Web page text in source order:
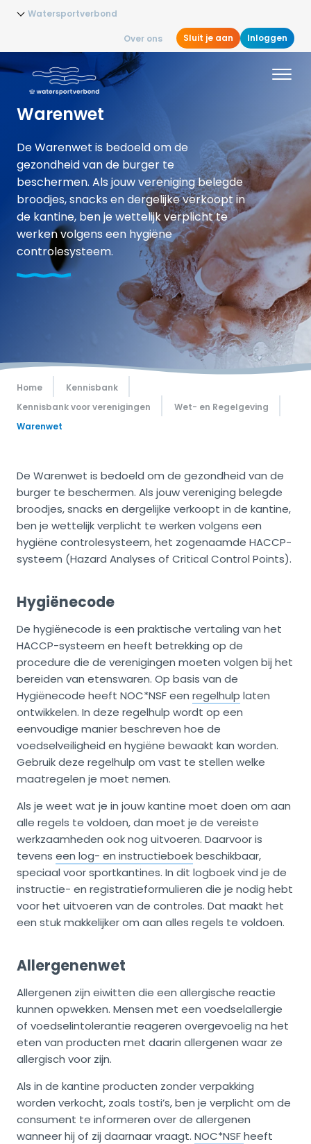
Watersportverbond
Over ons Sluit je aan Inloggen
Warenwet
De Warenwet is bedoeld om de
gezondheid van de burger te
beschermen. Als jouw vereniging belegde
broodjes, snacks en dergelijke verkoopt in
de kantine, ben je wettelijk verplicht te
werken volgens een hygiëne
controlesysteem.
Home
Kennisbank
Kennisbank voor verenigingen
Wet- en Regelgeving
Warenwet
De Warenwet is bedoeld om de gezondheid van de
burger te beschermen. Als jouw vereniging belegde
broodjes, snacks en dergelijke verkoopt in de kantine,
ben je wettelijk verplicht te werken volgens een
hygiëne controlesysteem, het zogenaamde HACCP-
systeem (Hazard Analyses of Critical Control Points).
Hygiënecode
De hygiënecode is een praktische vertaling van het
HACCP-systeem en heeft betrekking op de
procedure die de verenigingen moeten volgen bij het
bereiden van etenswaren. Op basis van de
Hygiënecode heeft NOC*NSF een regelhulp laten
ontwikkelen. In deze regelhulp wordt op een
eenvoudige manier beschreven hoe de
voedselveiligheid en hygiëne bewaakt kan worden.
Gebruik deze regelhulp om vast te stellen welke
maatregelen je moet nemen.
Als je weet wat je in jouw kantine moet doen om aan
alle regels te voldoen, dan moet je de vereiste
werkzaamheden ook nog uitvoeren. Daarvoor is
tevens een log- en instructieboekbeschikbaar,
speciaal voor sportkantines. In dit logboek vind je de
instructie- en registratieformulieren die je nodig hebt
voor het uitvoeren van de controles. Dat maakt het
een stuk makkelijker om aan alles regels te voldoen.
Allergenenwet
Allergenen zijn eiwitten die een allergische reactie
kunnen opwekken. Mensen met een voedselallergie
of voedselintolerantie reageren overgevoelig na het
eten van producten met daarin allergenen waar ze
allergisch voor zijn.
Als in de kantine producten zonder verpakking
worden verkocht, zoals tosti’s, ben je verplicht om de
consument te informeren over de allergenen
wanneer hij of zij daarnaar vraagt. NOC*NSFheeft